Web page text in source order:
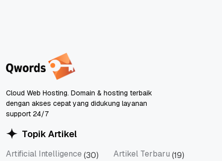
Cloud Web Hosting. Domain & hosting terbaik
dengan akses cepat yang didukung layanan
support 24/7
Topik Artikel
Artificial Intelligence (30) Artikel Terbaru (19)